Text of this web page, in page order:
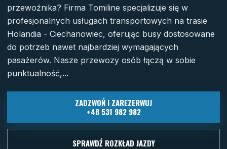
przewoźnika? Firma Tomiline specjalizuje się w
profesjonalnych usługach transportowych na trasie
Holandia - Ciechanowiec, oferując busy dostosowane
do potrzeb nawet najbardziej wymagających
pasażerów. Nasze przewozy osób łączą w sobie
punktualność,...
ZADZWOŃ I ZAREZERWUJ
+48 531 982 982
SPRAWDŹ ROZKŁAD JAZDY